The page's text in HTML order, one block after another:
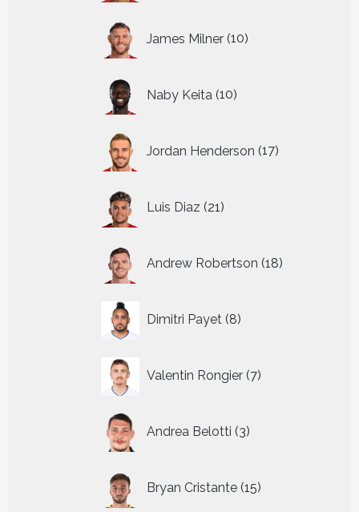
James Milner 10
producten
Naby Keita 10
producten
Jordan Henderson 17
producten
Luis Diaz 21
producten
Andrew Robertson 18
producten
Dimitri Payet 8
producten
Valentin Rongier 7
producten
Andrea Belotti 3
producten
Bryan Cristante 15
producten